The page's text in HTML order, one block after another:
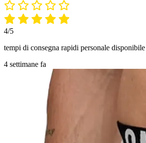
4/5
tempi di consegna rapidi personale disponibile
4 settimane fa